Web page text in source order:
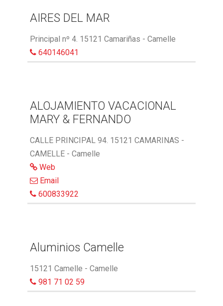
AIRES DEL MAR
Principal nº 4. 15121 Camariñas - Camelle
640146041
ALOJAMIENTO VACACIONAL
MARY & FERNANDO
CALLE PRINCIPAL 94. 15121 CAMARINAS -
CAMELLE - Camelle
Web
Email
600833922
Aluminios Camelle
15121 Camelle - Camelle
981 71 02 59